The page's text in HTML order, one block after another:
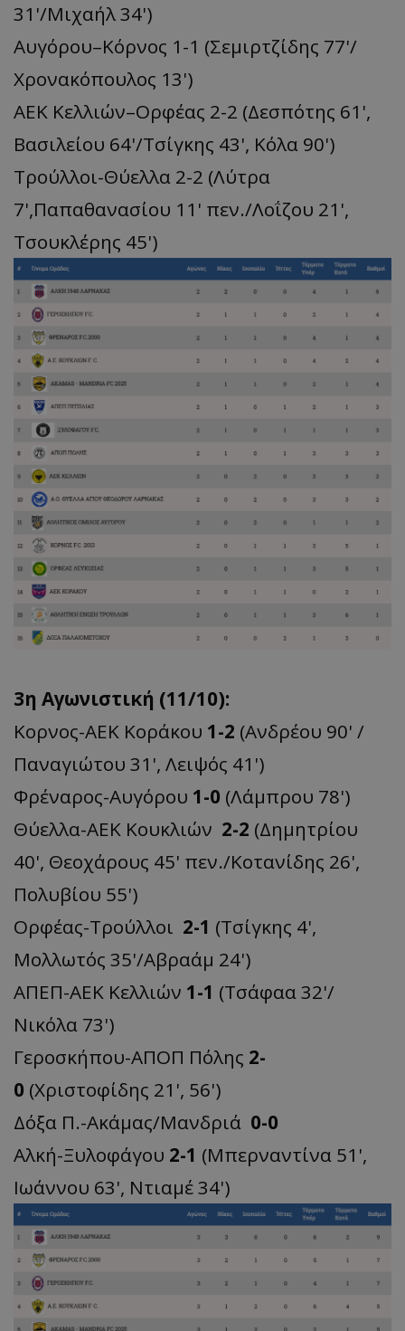
31'/Μιχαήλ 34')
Αυγόρου–Κόρνος 1-1 (Σεμιρτζίδης 77'/
Χρονακόπουλος 13')
ΑΕΚ Κελλιών–Ορφέας 2-2 (Δεσπότης 61',
Βασιλείου 64'/Τσίγκης 43', Κόλα 90')
Τρούλλοι-Θύελλα 2-2 (Λύτρα
7',Παπαθανασίου 11' πεν./Λοΐζου 21',
Τσουκλέρης 45')
3η Αγωνιστική (11/10):
Kορνος-ΑΕΚ Κοράκου 1-2 (Ανδρέου 90' /
Παναγιώτου 31', Λειψός 41')
Φρέναρος-Αυγόρου 1-0 (Λάμπρου 78')
Θύελλα-ΑΕΚ Κουκλιών 2-2 (Δημητρίου
40', Θεοχάρους 45' πεν./Κοτανίδης 26',
Πολυβίου 55')
Ορφέας-Τρούλλοι 2-1 (Τσίγκης 4',
Μολλωτός 35'/Αβραάμ 24')
ΑΠΕΠ-ΑΕΚ Κελλιών 1-1 (Τσάφαα 32'/
Νικόλα 73')
Γεροσκήπου-ΑΠΟΠ Πόλης 2-
0 (Χριστοφίδης 21', 56')
Δόξα Π.-Ακάμας/Μανδριά 0-0
Αλκή-Ξυλοφάγου 2-1 (Μπερναντίνα 51',
Ιωάννου 63', Ντιαμέ 34')